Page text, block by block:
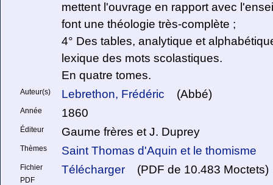
mettent l'ouvrage en rapport avec
font une théologie très-complète ;
4° Des tables, analytique et
lexique des mots scolastiques.
En quatre tomes.
Auteur(s) Lebrethon, Frédéric (Abbé)
Année 1860
Éditeur Gaume frères et J. Duprey
Thèmes Saint Thomas d'Aquin et le thomisme
Fichier
PDF
Télécharger (PDF de 10.483 Moctets)